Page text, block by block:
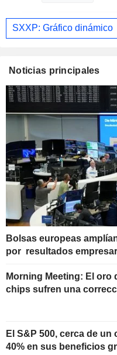
SXXP: Gráfico dinámico
Noticias principales
Bolsas europeas
por resultados
Morning Meeting: El oro
chips sufren una
El S&P 500, cerca de un
40% en sus beneficios